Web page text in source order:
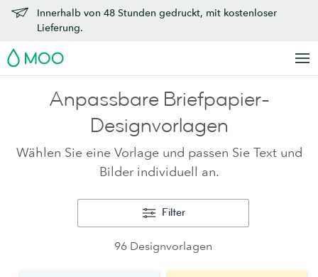
Innerhalb von 48 Stunden gedruckt, mit kostenloser
Lieferung.
MOO
Anpassbare Briefpapier-
Designvorlagen
Wählen Sie eine Vorlage und passen Sie Text und
Bilder individuell an.
Filter
96 Designvorlagen